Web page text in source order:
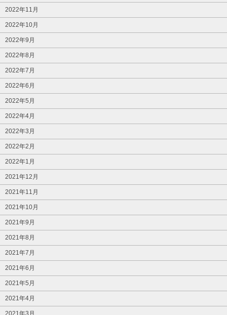
2022年11月
2022年10月
2022年9月
2022年8月
2022年7月
2022年6月
2022年5月
2022年4月
2022年3月
2022年2月
2022年1月
2021年12月
2021年11月
2021年10月
2021年9月
2021年8月
2021年7月
2021年6月
2021年5月
2021年4月
2021年3月